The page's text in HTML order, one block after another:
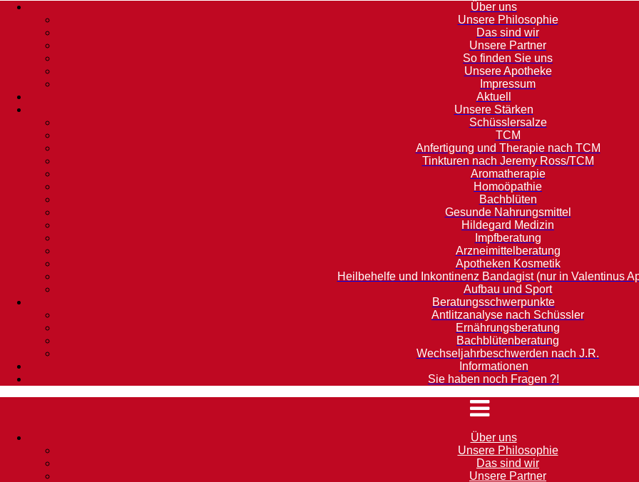
Über uns
Unsere Philosophie
Das sind wir
Unsere Partner
So finden Sie uns
Unsere Apotheke
Impressum
Aktuell
Unsere Stärken
Schüsslersalze
TCM
Anfertigung und Therapie nach TCM
Tinkturen nach Jeremy Ross/TCM
Aromatherapie
Homoöpathie
Bachblüten
Gesunde Nahrungsmittel
Hildegard Medizin
Impfberatung
Arzneimittelberatung
Apotheken Kosmetik
Heilbehelfe und Inkontinenz Bandagist (nur in Valentinus
Aufbau und Sport
Beratungsschwerpunkte
Antlitzanalyse nach Schüssler
Ernährungsberatung
Bachblütenberatung
Wechseljahrbeschwerden nach J.R.
Informationen
Sie haben noch Fragen ?!
Über uns
Unsere Philosophie
Das sind wir
Unsere Partner